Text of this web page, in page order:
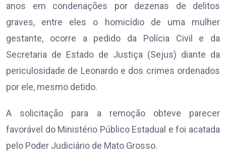
anos em condenações por dezenas de delitos
graves, entre eles o homicídio de uma mulher
gestante, ocorre a pedido da Polícia Civil e da
Secretaria de Estado de Justiça (Sejus) diante da
periculosidade de Leonardo e dos crimes ordenados
por ele, mesmo detido.
A solicitação para a remoção obteve parecer
favorável do Ministério Público Estadual e foi acatada
pelo Poder Judiciário de Mato Grosso.